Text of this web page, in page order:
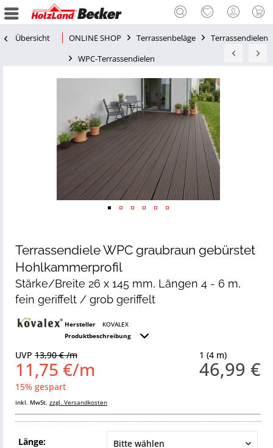
Übersicht ONLINE SHOP Terrassenbeläge
Terrassendielen
WPC-Terrassendielen
Terrassendiele WPC graubraun gebürstet
Hohlkammerprofil
Stärke/Breite 26 x 145 mm, Längen 4 - 6 m,
fein geriffelt / grob geriffelt
Hersteller
KOVALEX
Produktbeschreibung
1 (4 m)
46,99 €
UVP 13,90 € /m
11,75 €/m
15% gespart
inkl. MwSt. zzgl. Versandkosten
Länge: